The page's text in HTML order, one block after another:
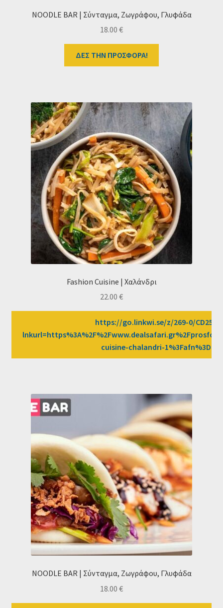
NOODLE BAR | Σύνταγμα, Ζωγράφου, Γλυφάδα
18.00 €
ΔΕΣ ΤΗΝ ΠΡΟΣΦΟΡΑ!
Fashion Cuisine | Χαλάνδρι
22.00 €
https://go.linkwi.se/z/269-0/
cuisine-chalandri-1%3Fafn%3DLW
NOODLE BAR | Σύνταγμα, Ζωγράφου, Γλυφάδα
18.00 €